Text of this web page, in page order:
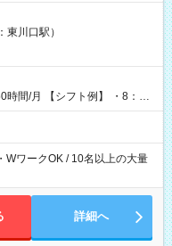
川口駅）
】 ・8：00
WワークOK / 10名以上の大量
詳細へ